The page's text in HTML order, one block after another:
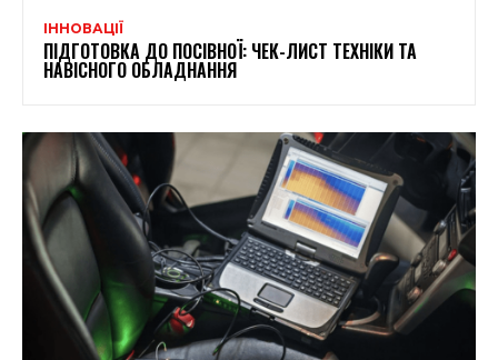
ІННОВАЦІЇ
ПІДГОТОВКА ДО ПОСІВНОЇ: ЧЕК-ЛИСТ ТЕХНІКИ ТА
НАВІСНОГО ОБЛАДНАННЯ